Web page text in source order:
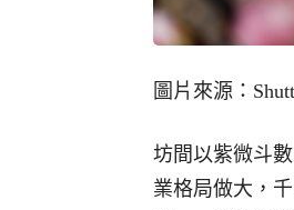
圖片來源：
坊間以紫微斗
業格局做大，